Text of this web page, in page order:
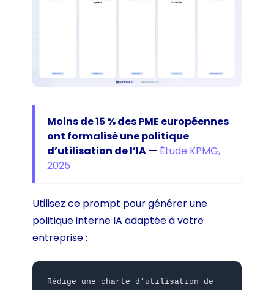
Moins de 15 % des PME européennes
ont formalisé une politique
d’utilisation de l’IA— Étude KPMG,
2025
Utilisez ce prompt pour générer une
politique interne IA adaptée à votre
entreprise :
Rédige une charte d’utilisation de